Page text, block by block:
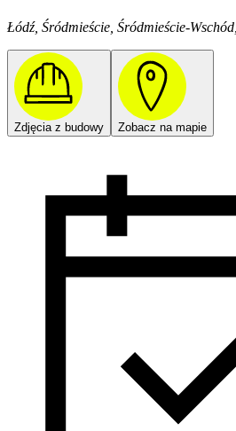
Łódź, Śródmieście, Śródmieście-
Zdjęcia z budowy Zobacz na mapie